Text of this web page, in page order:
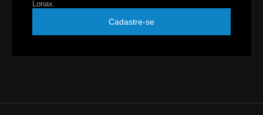
Lonax.
Cadastre-se